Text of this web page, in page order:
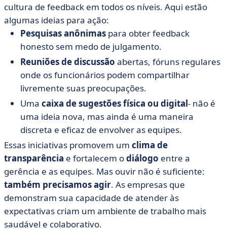
cultura de feedback em todos os níveis. Aqui estão
algumas ideias para ação:
Pesquisas anônimas para obter feedback
honesto sem medo de julgamento.
Reuniões de discussão abertas, fóruns regulares
onde os funcionários podem compartilhar
livremente suas preocupações.
Uma caixa de sugestões física ou digital- não é
uma ideia nova, mas ainda é uma maneira
discreta e eficaz de envolver as equipes.
Essas iniciativas promovem um clima de
transparência e fortalecem odiálogo entre a
gerência e as equipes. Mas ouvir não é suficiente:
também precisamos agir. As empresas que
demonstram sua capacidade de atender às
expectativas criam um ambiente de trabalho mais
saudável e colaborativo.